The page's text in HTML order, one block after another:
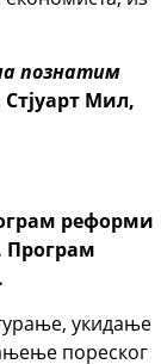
познатим
Мил,
реформи
Програм
укидање
пореског